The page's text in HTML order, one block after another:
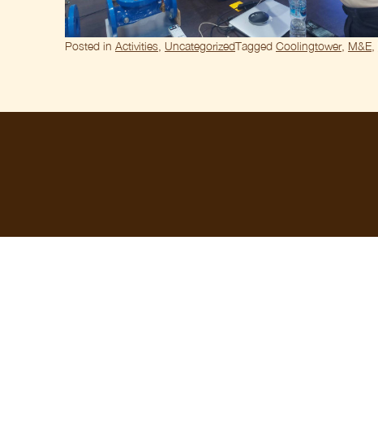
Posted in Activities UncategorizedTagged Coolingtower, M&E